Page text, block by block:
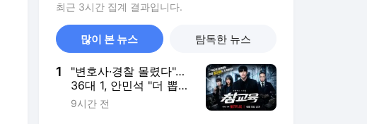
최근 3시간 집계 결과입니다.
많이 본 뉴스 탐독한 뉴스
1
"변호사·경찰 몰렸다"…
36대 1, 안민석 "더 뽑을
까"
9시간 전